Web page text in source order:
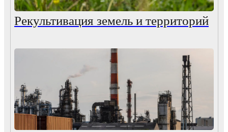
Рекультивация земель и территорий